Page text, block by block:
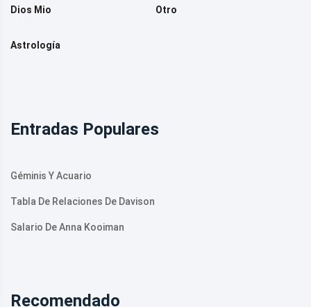
Dios Mio Otro
Astrología
Entradas Populares
Géminis Y Acuario
Tabla De Relaciones De Davison
Salario De Anna Kooiman
Recomendado